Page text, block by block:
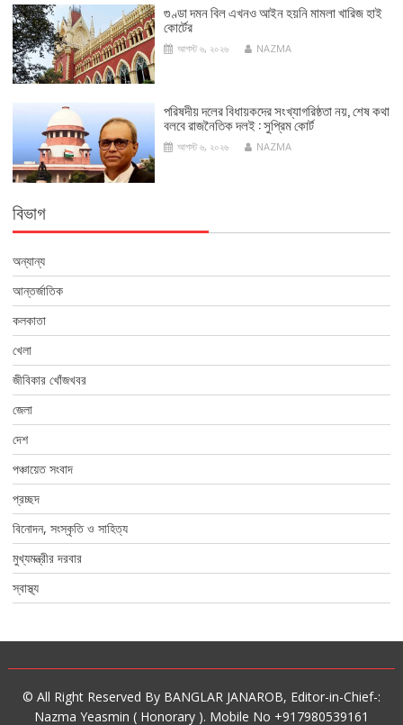
গুণ্ডা দমন বিল এখনও আইন হয়নি মামলা খারিজ হাই
কোর্টের
আগস্ট ৬, ২০২৬ NAZMA
পরিষদীয় দলের বিধায়কদের সংখ্যাগরিষ্ঠতা নয়, শেষ কথা
বলবে রাজনৈতিক দলই : সুপ্রিম কোর্ট
আগস্ট ৬, ২০২৬ NAZMA
বিভাগ
অন্যান্য
আন্তর্জাতিক
কলকাতা
খেলা
জীবিকার খোঁজখবর
জেলা
দেশ
পঞ্চায়েত সংবাদ
প্রচ্ছদ
বিনোদন, সংস্কৃতি ও সাহিত্য
মুখ্যমন্ত্রীর দরবার
স্বাস্থ্য
© All Right Reserved By BANGLAR JANAROB, Editor-in-Chief-:
Nazma Yeasmin ( Honorary ). Mobile No +917980539161